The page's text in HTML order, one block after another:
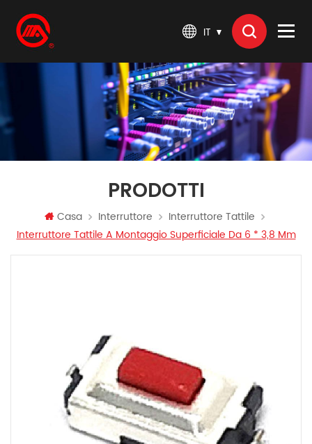
IT
PRODOTTI
Casa Interruttore
Interruttore Tattile
Interruttore Tattile A Montaggio Superficiale Da 6 * 3,8 Mm